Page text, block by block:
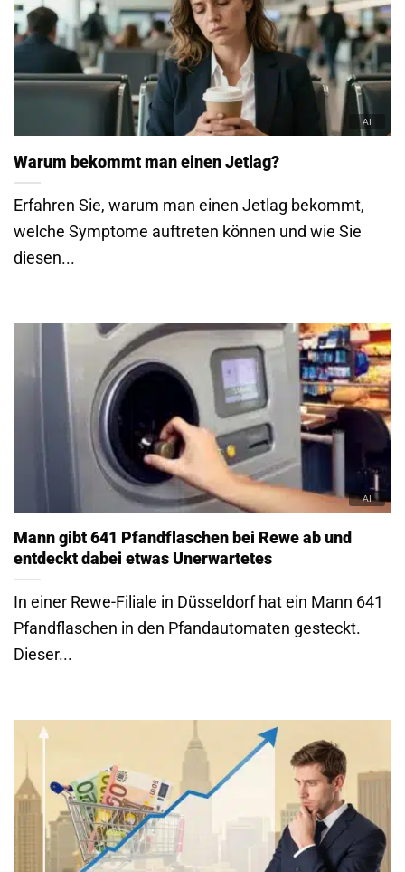
Warum bekommt man einen Jetlag?
Erfahren Sie, warum man einen Jetlag bekommt,
welche Symptome auftreten können und wie Sie
diesen...
Mann gibt 641 Pfandflaschen bei Rewe ab und
entdeckt dabei etwas Unerwartetes
In einer Rewe-Filiale in Düsseldorf hat ein Mann 641
Pfandflaschen in den Pfandautomaten gesteckt.
Dieser...